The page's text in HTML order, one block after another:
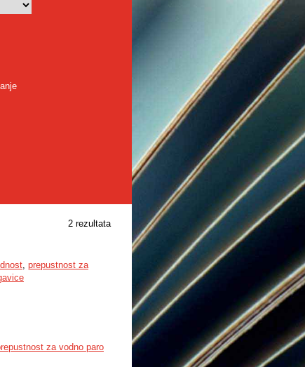
2 rezultata
, prepustnost za
za vodno paro